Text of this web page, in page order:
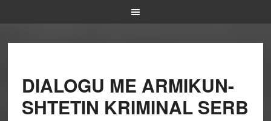
DIALOGU ME ARMIKUN-
SHTETIN KRIMINAL SERB